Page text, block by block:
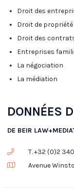
Droit des
Droit de propriété
Droit des
Entreprises
La négociation
La médiation
DONNÉES
DE BEIR
T. +32 (0)2
Avenue